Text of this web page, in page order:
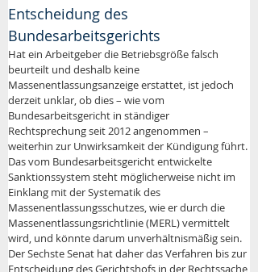
Entscheidung des
Bundesarbeitsgerichts
Hat ein Arbeitgeber die Betriebsgröße falsch
beurteilt und deshalb keine
Massenentlassungsanzeige erstattet, ist jedoch
derzeit unklar, ob dies – wie vom
Bundesarbeitsgericht in ständiger
Rechtsprechung seit 2012 angenommen –
weiterhin zur Unwirksamkeit der Kündigung führt.
Das vom Bundesarbeitsgericht entwickelte
Sanktionssystem steht möglicherweise nicht im
Einklang mit der Systematik des
Massenentlassungsschutzes, wie er durch die
Massenentlassungsrichtlinie (MERL) vermittelt
wird, und könnte darum unverhältnismäßig sein.
Der Sechste Senat hat daher das Verfahren bis zur
Entscheidung des Gerichtshofs in der Rechtssache